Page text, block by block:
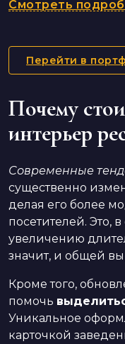
Смотреть
Перейти в
Почему
интерьер
Современные
существенно
делая его более
посетителей. Это,
увеличению
значит, и общей
Кроме того,
помочь
Уникальное
карточкой